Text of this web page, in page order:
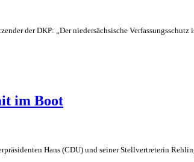
der DKP: „Der niedersächsische
im Boot
Hans (CDU) und seiner Stellvertreterin